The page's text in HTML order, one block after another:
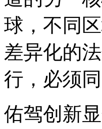
球，不同
差异化的
行，必须
佑驾创新